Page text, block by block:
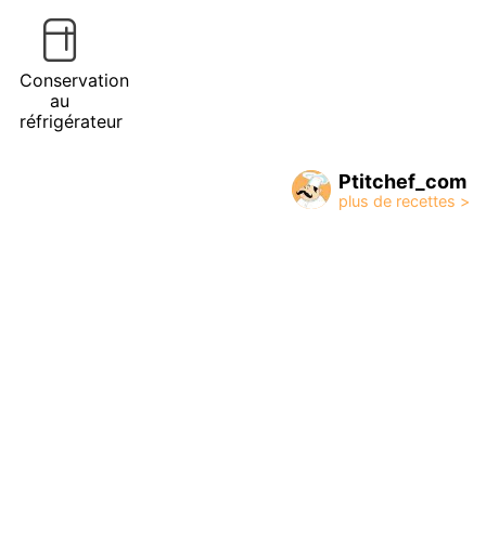
Conservation
au
réfrigérateur
Ptitchef_com